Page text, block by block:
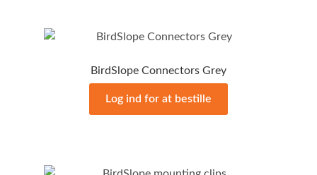
BirdSlope Connectors Grey
Log ind for at bestille